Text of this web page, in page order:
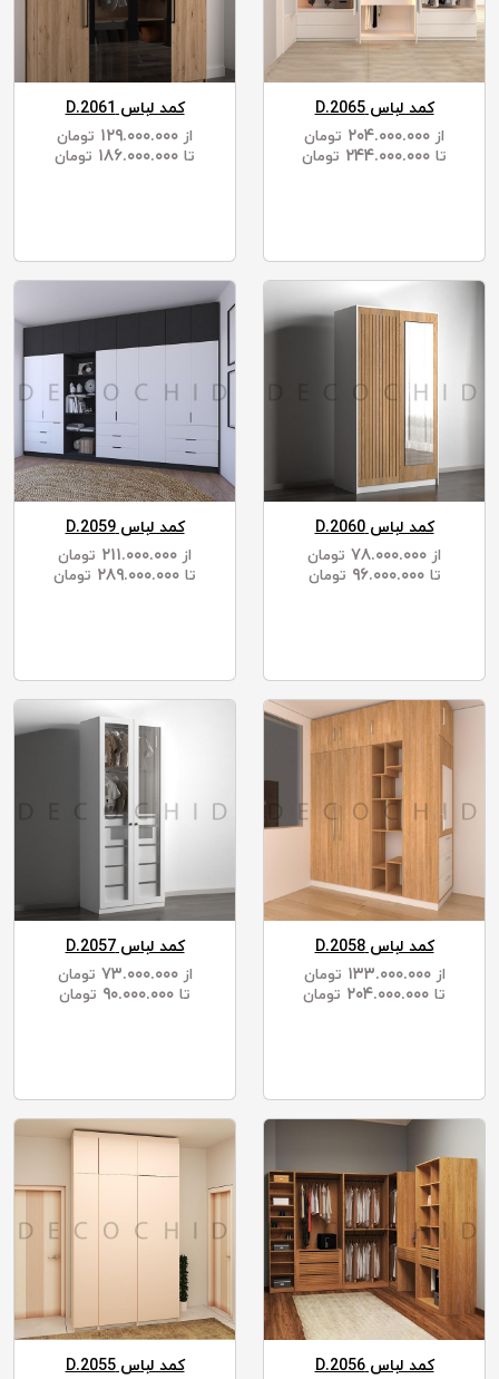
کمد لباس D.2055
کمد لباس D.2056
کمد لباس D.2057
از ۷۳.۰۰۰.۰۰۰
تومان
تا
تومان
کمد لباس D.2058
از ۱۳۳.۰۰۰.۰۰۰
تومان
تا
تومان
کمد لباس D.2059
از
تومان
تا
تومان
کمد لباس D.2060
از
تومان
تا ۹۶.۰۰۰.۰۰۰ تومان
کمد لباس D.2061
از
تومان
تا
تومان
کمد لباس D.2065
از
تومان
تا
تومان